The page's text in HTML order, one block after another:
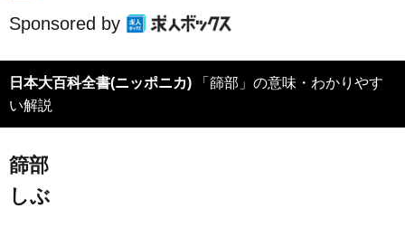
Sponsored by
日本大百科全書(ニッポニカ) 「篩部」の意味・わかりやす
い解説
篩部
しぶ